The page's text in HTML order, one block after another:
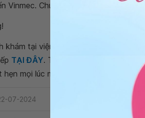
Vinmec. Chúc bạn có thật nhiều sức
khám tại viện, Quý khách vui lòng bấm
TẠI ĐÂY. Tải và đặt lịch khám tự
mọi lúc mọi nơi ngay trên ứng dụng.
07-2024